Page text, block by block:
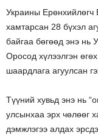
Украины
хамтарсан 28 бүхэл
байгаа бөгөөд энэ нь
Оросод хүлээлгэн
шаардлага агуулсан
Түүний хувьд энэ нь
улсынхаа эрх чөлөөг
дэмжлэгээ алд­ах